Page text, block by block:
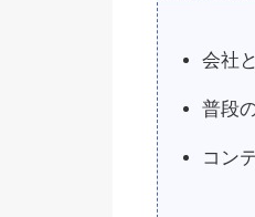
会社
普段
コン